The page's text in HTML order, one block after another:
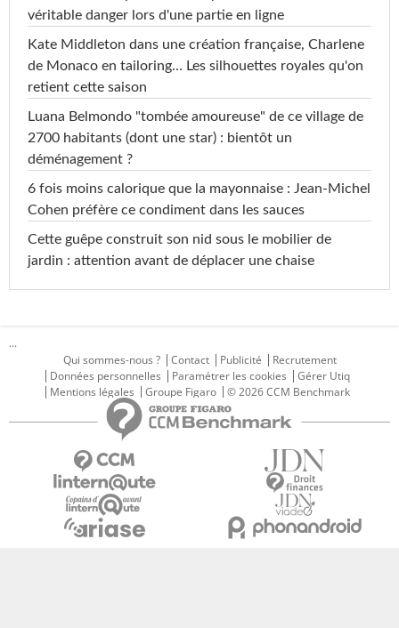
véritable danger lors d'une partie en ligne
Kate Middleton dans une création française, Charlene
de Monaco en tailoring… Les silhouettes royales qu'on
retient cette saison
Luana Belmondo "tombée amoureuse" de ce village de
2700 habitants (dont une star) : bientôt un
déménagement ?
6 fois moins calorique que la mayonnaise : Jean-Michel
Cohen préfère ce condiment dans les sauces
Cette guêpe construit son nid sous le mobilier de
jardin : attention avant de déplacer une chaise
...
Qui sommes-nous ?
Contact Publicité
Recrutement
Données personnelles
Paramétrer les cookies
Gérer Utiq
Mentions légales
Groupe Figaro © 2026 CCM Benchmark